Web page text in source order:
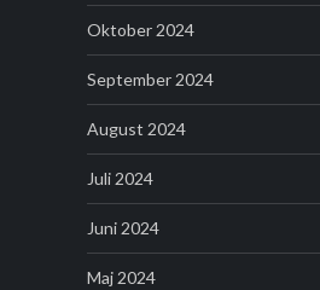
Oktober 2024
September 2024
August 2024
Juli 2024
Juni 2024
Maj 2024